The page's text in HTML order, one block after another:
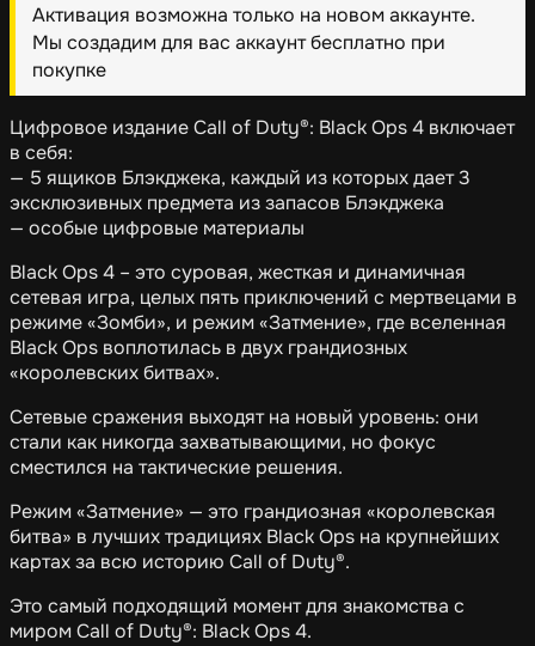
Активация возможна только на новом аккаунте.
Мы создадим для вас аккаунт бесплатно при
покупке
Цифровое издание Call of Duty®: Black Ops 4 включает
в себя:
— 5 ящиков Блэкджека, каждый из которых дает 3
эксклюзивных предмета из запасов Блэкджека
— особые цифровые материалы
Black Ops 4 – это суровая, жесткая и динамичная
сетевая игра, целых пять приключений с мертвецами в
режиме «Зомби», и режим «Затмение», где вселенная
Black Ops воплотилась в двух грандиозных
«королевских битвах».
Сетевые сражения выходят на новый уровень: они
стали как никогда захватывающими, но фокус
сместился на тактические решения.
Режим «Затмение» — это грандиозная «королевская
битва» в лучших традициях Black Ops на крупнейших
картах за всю историю Call of Duty®.
Это самый подходящий момент для знакомства с
миром Call of Duty®: Black Ops 4.